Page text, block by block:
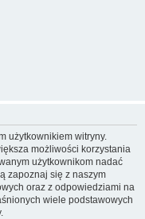
użytkownikiem witryny.
możliwości korzystania
użytkownikom nadać
zapoznaj się z naszym
oraz z odpowiedziami na
wiele podstawowych